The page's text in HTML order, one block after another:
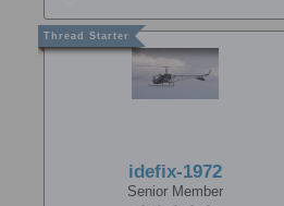
idefix-1972
Senior Member